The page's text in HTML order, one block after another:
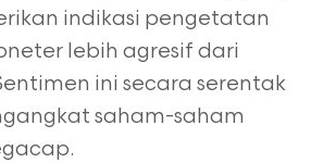
indikasi pengetatan
lebih agresif dari
ini secara serentak
saham-saham